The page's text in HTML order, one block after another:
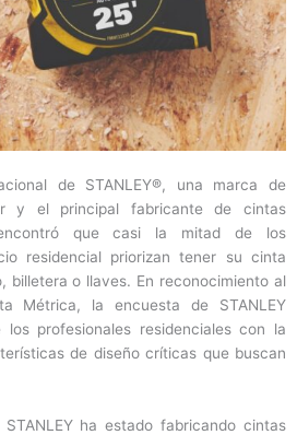
de STANLEY®, una marca de
y el principal fabricante de cintas
que casi la mitad de los
residencial priorizan tener su cinta
billetera o llaves. En reconocimiento al
Métrica, la encuesta de STANLEY
profesionales residenciales con la
de diseño críticas que buscan
ha estado fabricando cintas